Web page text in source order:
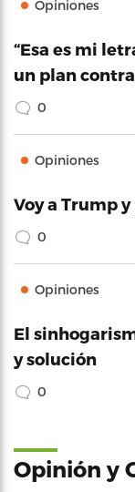
Opiniones
“Esa es mi
un plan
0
Opiniones
Voy a Trump
0
Opiniones
El
y solución
0
Opinión y